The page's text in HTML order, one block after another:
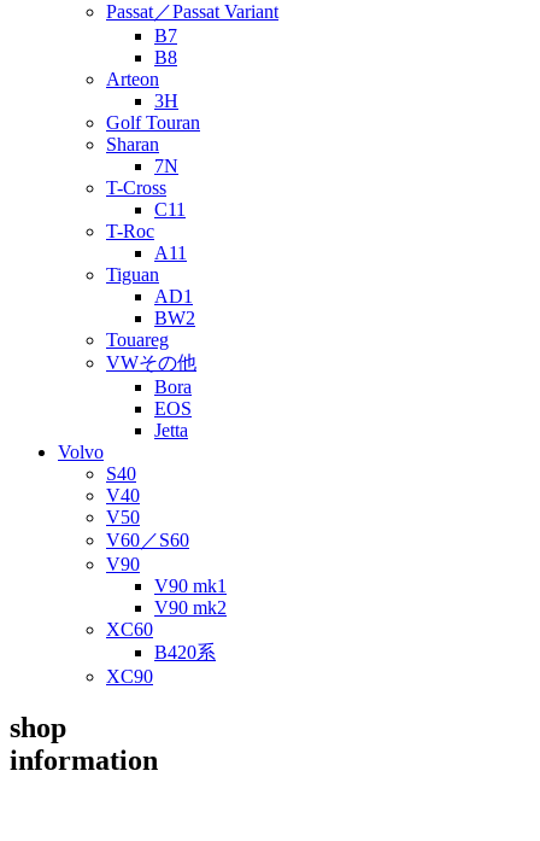
Passat／Passat Variant
B7
B8
Arteon
3H
Golf Touran
Sharan
7N
T-Cross
C11
T-Roc
A11
Tiguan
AD1
BW2
Touareg
VWその他
Bora
EOS
Jetta
Volvo
S40
V40
V50
V60／S60
V90
V90 mk1
V90 mk2
XC60
B420系
XC90
shop
information